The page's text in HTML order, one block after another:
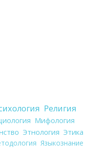
Религия
Мифология
Этнология Этика
Языкознание